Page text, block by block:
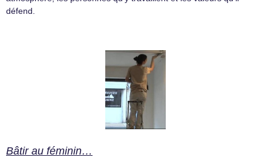
défend.
Bâtir au féminin…